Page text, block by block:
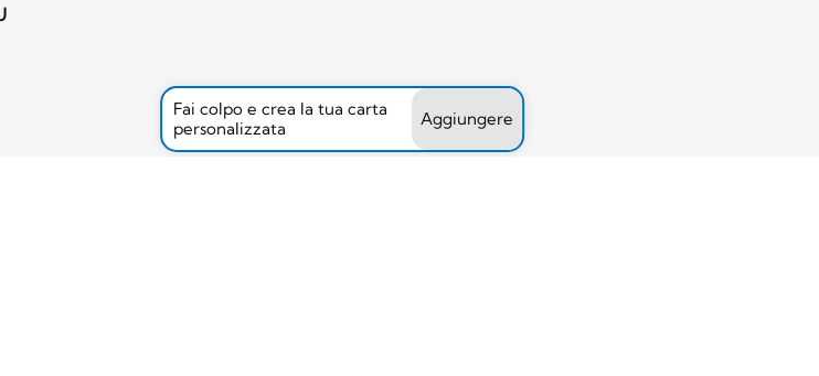
Fai colpo e crea la tua carta
personalizzata
Aggiungere